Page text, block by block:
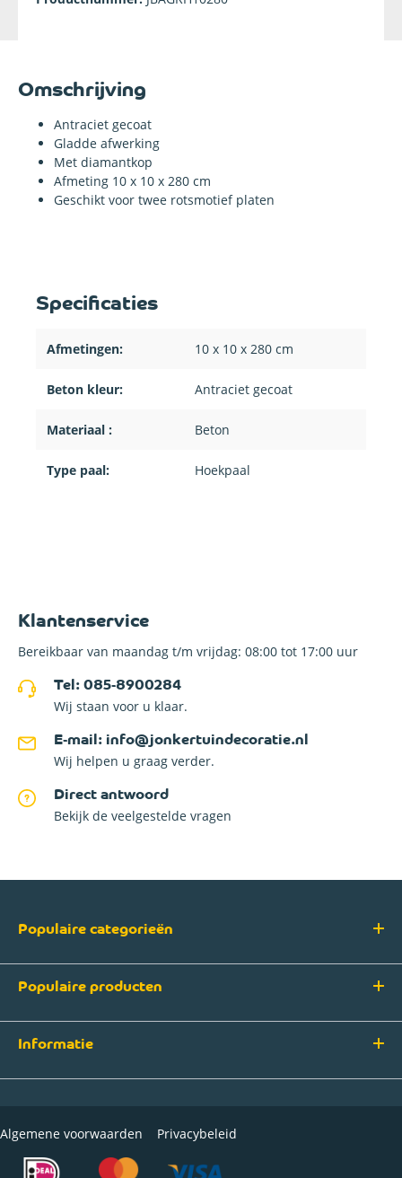
Omschrijving
Antraciet gecoat
Gladde afwerking
Met diamantkop
Afmeting 10 x 10 x 280 cm
Geschikt voor twee rotsmotief platen
Specificaties
Afmetingen: 10 x 10 x 280 cm
Beton kleur: Antraciet gecoat
Materiaal : Beton
Type paal: Hoekpaal
Klantenservice
Bereikbaar van maandag t/m vrijdag: 08:00 tot 17:00 uur
Tel: 085-8900284
Wij staan voor u klaar.
E-mail: info@jonkertuindecoratie.nl
Wij helpen u graag verder.
Direct antwoord
Bekijk de veelgestelde vragen
Populaire categorieën
Populaire producten
Informatie
Algemene voorwaarden Privacybeleid